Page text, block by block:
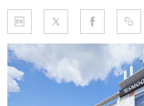
REGULACIÓN
CHINA
DATOS